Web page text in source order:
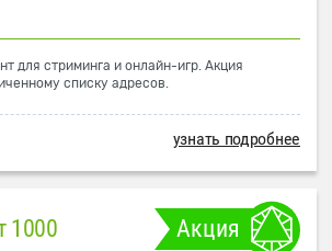
для стриминга и онлайн-игр. Акция
списку адресов.
узнать подробнее
1000 Акция